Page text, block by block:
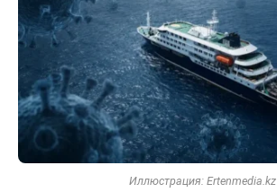
Иллюстрация: Ertenmedia.kz